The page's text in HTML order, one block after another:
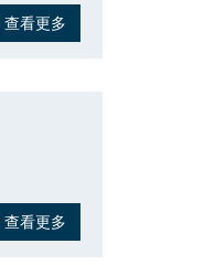
查看更多
查看更多